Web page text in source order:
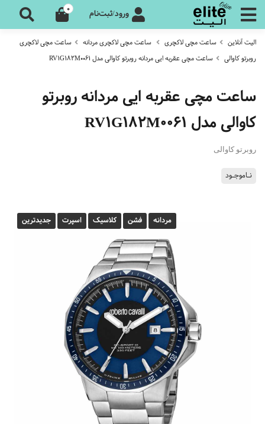
ورود/ثبت‌نام 0
الیت آنلاین ساعت مچی لاکچری ساعت مچی لاکچری مردانه
ساعت مچی لاکچری
روبرتو کاوالی
ساعت مچی عقربه ایی مردانه روبرتو کاوالی مدل RV1G182M0061
ساعت مچی عقربه ایی مردانه روبرتو
کاوالی مدل RV1G182M0061
روبرتو کاوالی
نـاموجـود
مردانه فشن کلاسیک اسپرت جدیدترین